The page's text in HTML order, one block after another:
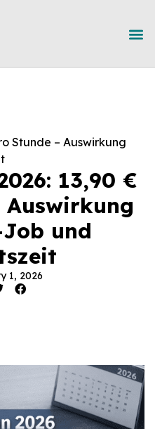
Stunde – Auswirkung
13,90 €
Auswirkung
und
1, 2026